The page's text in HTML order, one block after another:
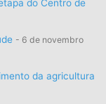
do Centro de
6 de novembro
da agricultura